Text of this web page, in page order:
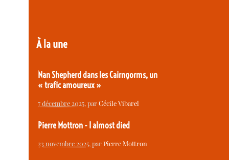
À la une
Nan Shepherd dans les Cairngorms, un
« trafic amoureux »
7 décembre 2025, parCécile Vibarel
Pierre Mottron - I almost died
23 novembre 2025, parPierre Mottron